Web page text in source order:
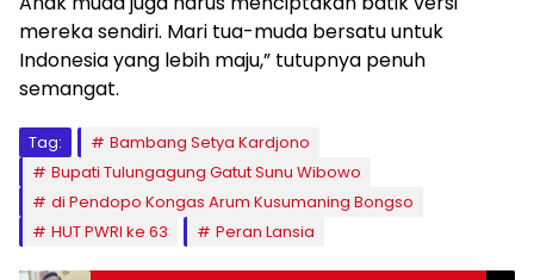
mereka sendiri. Mari tua-muda bersatu untuk
Indonesia yang lebih maju,” tutupnya penuh
semangat.
Tag:
Bambang Setya Kardjono
Bupati Tulungagung Gatut Sunu Wibowo
di Pendopo Kongas Arum Kusumaning Bongso
HUT PWRI ke 63
Peran Lansia